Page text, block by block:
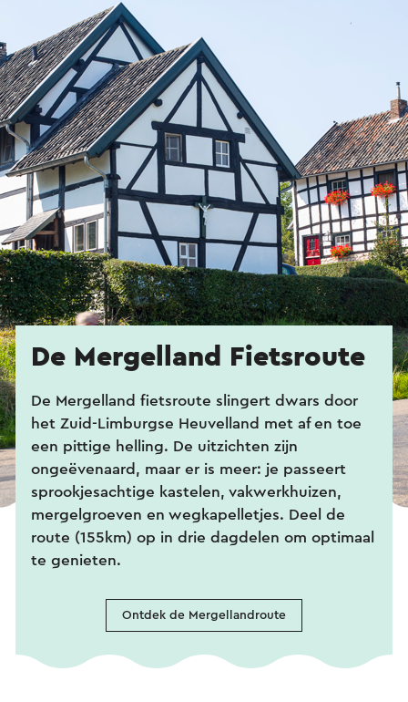
De Mergelland Fietsroute
De Mergelland fietsroute slingert dwars door
het Zuid-Limburgse Heuvelland met af en toe
een pittige helling. De uitzichten zijn
ongeëvenaard, maar er is meer: je passeert
sprookjesachtige kastelen, vakwerkhuizen,
mergelgroeven en wegkapelletjes. Deel de
route (155km) op in drie dagdelen om optimaal
te genieten.
Ontdek de Mergellandroute